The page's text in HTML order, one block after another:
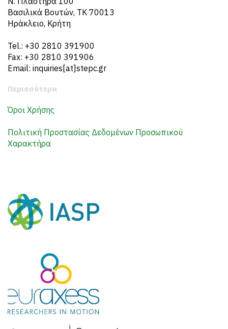
Βασιλικά Βουτών, ΤΚ 70013
Ηράκλειο, Κρήτη
Tel.: +30 2810 391900
Fax: +30 2810 391906
Email: inquiries[at]stepc.gr
Περισσότερα
Όροι Χρήσης
Πολιτική Προστασίας Δεδομένων Προσωπικού
Χαρακτήρα